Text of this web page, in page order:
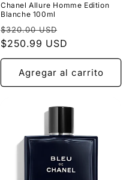
Chanel Allure Homme Edition
Blanche 100ml
Precio
habitual
$320.00 USD
de
oferta
$250.99 USD
Agregar al carrito